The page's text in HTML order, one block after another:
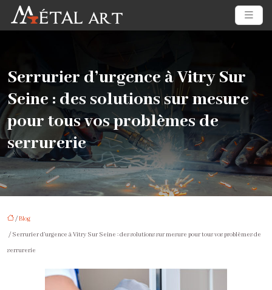
Serrurier d’urgence à Vitry Sur
Seine : des solutions sur mesure
pour tous vos problèmes de
serrurerie
/Blog
/ Serrurier d’urgence à Vitry Sur Seine : des solutions sur mesure pour tous vos problèmes de
serrurerie